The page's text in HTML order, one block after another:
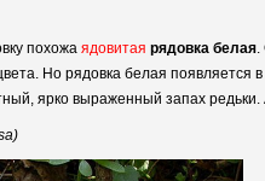
похожа ядовитая рядовка белая
Но рядовка белая появляется
ярко выраженный запах